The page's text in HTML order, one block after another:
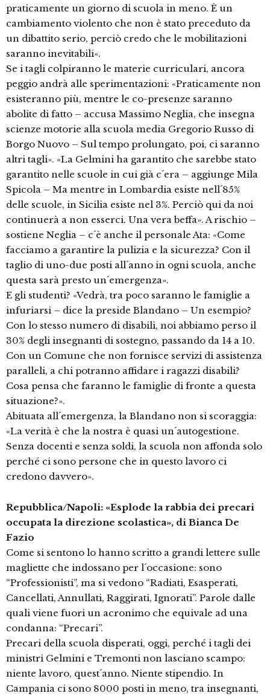
praticamente un giorno di scuola in meno. È un
cambiamento violento che non è stato preceduto da
un dibattito serio, perciò credo che le mobilitazioni
saranno inevitabili».
Se i tagli colpiranno le materie curriculari, ancora
peggio andrà alle sperimentazioni: «Praticamente non
esisteranno più, mentre le co-presenze saranno
abolite di fatto – accusa Massimo Neglia, che insegna
scienze motorie alla scuola media Gregorio Russo di
Borgo Nuovo – Sul tempo prolungato, poi, ci saranno
altri tagli». «La Gelmini ha garantito che sarebbe stato
garantito nelle scuole in cui già c´era – aggiunge Mila
Spicola – Ma mentre in Lombardia esiste nell´85%
delle scuole, in Sicilia esiste nel 3%. Perciò qui da noi
continuerà a non esserci. Una vera beffa». A rischio –
sostiene Neglia – c´è anche il personale Ata: «Come
facciamo a garantire la pulizia e la sicurezza? Con il
taglio di uno-due posti all´anno in ogni scuola, anche
questa sarà presto un´emergenza».
E gli studenti? «Vedrà, tra poco saranno le famiglie a
infuriarsi – dice la preside Blandano – Un esempio?
Con lo stesso numero di disabili, noi abbiamo perso il
30% degli insegnanti di sostegno, passando da 14 a 10.
Con un Comune che non fornisce servizi di assistenza
paralleli, a chi potranno affidare i ragazzi disabili?
Cosa pensa che faranno le famiglie di fronte a questa
situazione?».
Abituata all´emergenza, la Blandano non si scoraggia:
«La verità è che la nostra è quasi un´autogestione.
Senza docenti e senza soldi, la scuola non affonda solo
perché ci sono persone che in questo lavoro ci
credono davvero».
Repubblica/Napoli: «Esplode la rabbia dei precari
occupata la direzione scolastica», di Bianca De
Fazio
Come si sentono lo hanno scritto a grandi lettere sulle
magliette che indossano per l´occasione: sono
“Professionisti”, ma si vedono “Radiati, Esasperati,
Cancellati, Annullati, Raggirati, Ignorati”. Parole dalle
quali viene fuori un acronimo che equivale ad una
condanna: “Precari”.
Precari della scuola disperati, oggi, perché i tagli dei
ministri Gelmini e Tremonti non lasciano scampo:
niente lavoro, quest´anno. Niente stipendio. In
Campania ci sono 8000 posti in meno, tra insegnanti,